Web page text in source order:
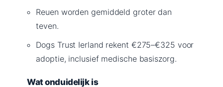
Reuen worden gemiddeld groter dan
teven.
Dogs Trust Ierland rekent €275–€325 voor
adoptie, inclusief medische basiszorg.
Wat onduidelijk is